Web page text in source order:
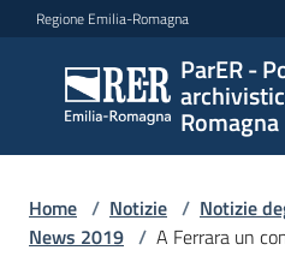
Vai al contenuto
Vai alla navigazione
Vai al footer
Regione Emilia-Romagna
ParER -
Romagna
ParER -
Polo
archivistico
Romagna
Home / Notizie / Notizie
News 2019 / A Ferrara un